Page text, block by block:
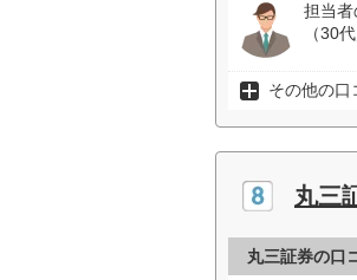
担当者
（30
その他の口
丸三
丸三証券の口